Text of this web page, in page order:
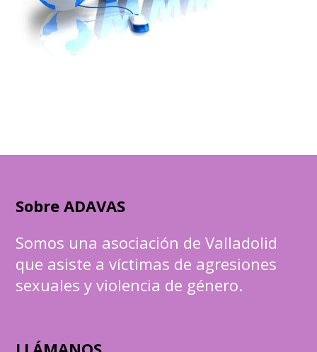
Sobre ADAVAS
Somos una asociación de Valladolid
que asiste a víctimas de agresiones
sexuales y violencia de género.